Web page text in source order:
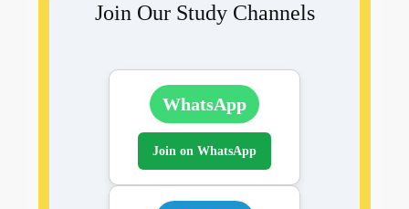
Join Our Study Channels
WhatsApp
Join on WhatsApp